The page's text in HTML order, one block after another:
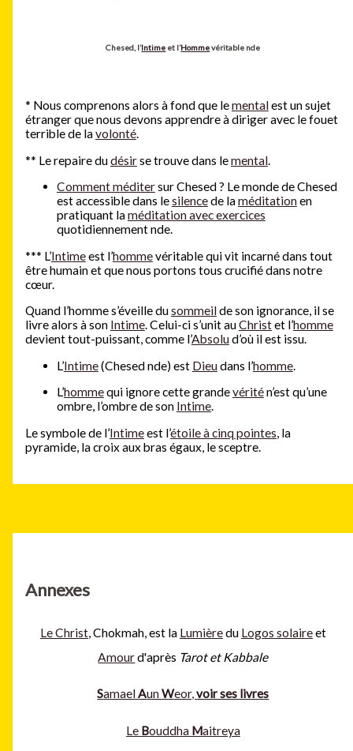
Annexes
Le Christ, Chokmah, est la Lumièredu Logos solaireet
Amourd'après Tarot et Kabbale
SamaelAunWeor,voir ses livres
Le Bouddha Maitreya
Chesed, l’Intime et l’Hommevéritable nde
* Nous comprenons alors à fond que lementalest un sujet
étranger que nous devons apprendre à diriger avec le fouet
terrible de lavolonté.
** Le repaire dudésirse trouve dans lemental.
Comment méditersur Chesed ? Le monde de Chesed
est accessible dans lesilencede laméditationen
pratiquant laméditation avec exercices
quotidiennement nde.
*** L’Intimeest l’hommevéritable qui vit incarné dans tout
être humain et que nous portons tous crucifié dans notre
cœur.
Quand l’homme s’éveille dusommeilde son ignorance, il se
livre alors à son Intime. Celui-ci s’unit auChristet l’homme
devient tout-puissant, comme l’Absolud’où il est issu.
L’Intime(Chesed nde) est Dieudans l’homme.
L’hommequi ignore cette grandevéritén’est qu’une
ombre, l’ombre de son Intime.
Le symbole de l’Intimeest l’étoile à cinq pointes, la
pyramide, la croix aux bras égaux, le sceptre.